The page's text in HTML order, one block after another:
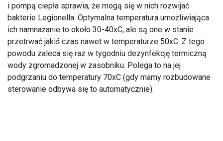
i pompą ciepła sprawia, że mogą się w nich rozwijać
bakterie Legionella. Optymalna temperatura umożliwiająca
ich namnażanie to około 30-40xC, ale są one w stanie
przetrwać jakiś czas nawet w temperaturze 50xC. Z tego
powodu zaleca się raz w tygodniu dezynfekcję termiczną
wody zgromadzonej w zasobniku. Polega to na jej
podgrzaniu do temperatury 70xC (gdy mamy rozbudowane
sterowanie odbywa się to automatycznie).